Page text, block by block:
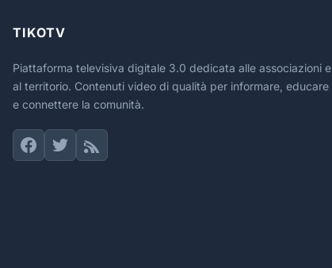
TIKOTV
Piattaforma televisiva digitale 3.0 dedicata alle associazioni e
al territorio. Contenuti video di qualità per informare, educare
e connettere la comunità.